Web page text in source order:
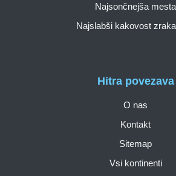
Hitra povezava
O nas
Kontakt
Sitemap
Vsi kontinenti
Najsončnejša mesta
Najslabši kakovost